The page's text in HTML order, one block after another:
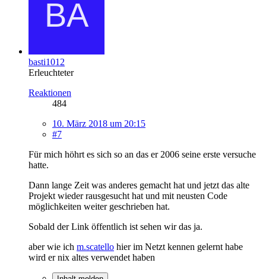
basti1012
Erleuchteter
Reaktionen
484
10. März 2018 um 20:15
#7
Für mich höhrt es sich so an das er 2006 seine erste versuche
hatte.
Dann lange Zeit was anderes gemacht hat und jetzt das alte
Projekt wieder rausgesucht hat und mit neusten Code
möglichkeiten weiter geschrieben hat.
Sobald der Link öffentlich ist sehen wir das ja.
aber wie ich m.scatello hier im Netzt kennen gelernt habe
wird er nix altes verwendet haben